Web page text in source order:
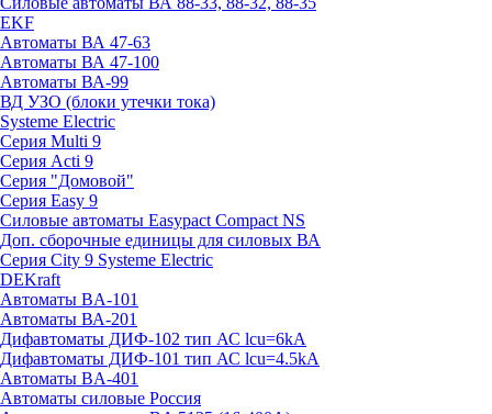
EKF
Автоматы ВА 47-63
Автоматы ВА 47-100
Автоматы ВА-99
ВД УЗО (блоки утечки тока)
Systeme Electric
Серия Multi 9
Серия Acti 9
Серия "Домовой"
Серия Easy 9
Силовые автоматы Easypact Compact NS
Доп. сборочные единицы для силовых ВА
Серия City 9 Systeme Electric
DEKraft
Автоматы BA-101
Автоматы ВА-201
Дифавтоматы ДИФ-102 тип АС lcu=6kA
Дифавтоматы ДИФ-101 тип АС lcu=4.5kA
Автоматы BA-401
Автоматы силовые Россия